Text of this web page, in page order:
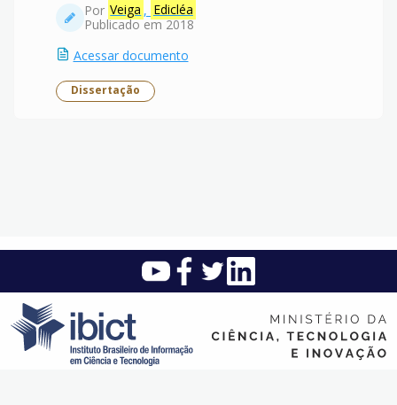
Por Veiga , Edicléa
Publicado em 2018
Acessar documento
Dissertação